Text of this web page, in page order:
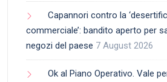
Capannori contro la
commerciale’: bandito aperto per
negozi del paese 7 August 2026
Ok al Piano Operativo. Vale